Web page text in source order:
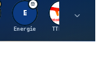
E
Energie
T
TTE.PA